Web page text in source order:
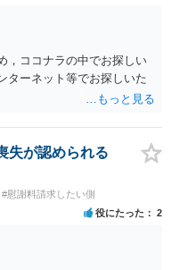
ことが前提であり，その価
。 ③行政書士に委任をして
のか不明ですが，その行政
か，訴訟にするか，その点
ているのか，それさえも否
わらず支払を拒否するので
ます。）への対応ではあま
合えるなら本人様の交渉で
点であれば，訴訟に進む
と，お近くの弁護士に相
にも思います。
，ココナラの中でお探しい
ターネット等でお探しいた
失が認められる
#慰謝料請求したい側
役にたった 2